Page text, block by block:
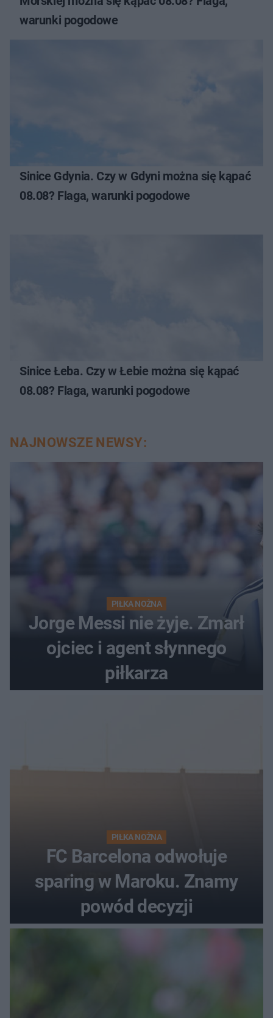
warunki pogodowe
Sinice Gdynia. Czy w Gdyni można się kąpać
08.08? Flaga, warunki pogodowe
Sinice Łeba. Czy w Łebie można się kąpać
08.08? Flaga, warunki pogodowe
NAJNOWSZE NEWSY:
PIŁKA NOŻNA
Jorge Messi nie żyje. Zmarł
ojciec i agent słynnego
piłkarza
PIŁKA NOŻNA
FC Barcelona odwołuje
sparing w Maroku. Znamy
powód decyzji